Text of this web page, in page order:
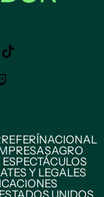
REFERÍNACIONAL
AGRO
Y LEGALES
ESTADOS UNIDOS